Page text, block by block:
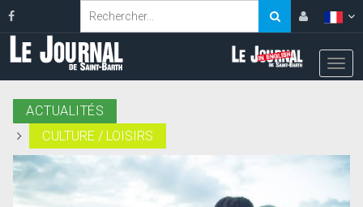
ACTUALITÉS
CULTURE / LOISIRS